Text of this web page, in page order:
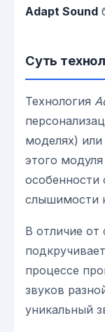
Adapt Sound
Суть
Технология
моделях) или
этого
особенности
слышимости
В отличие от
процессе
звуков
уникальный